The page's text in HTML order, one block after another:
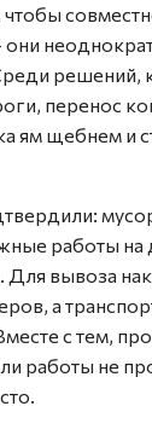
решений,
перенос
ям щебнем и
работы на
вывоза
а
с тем,
работы не